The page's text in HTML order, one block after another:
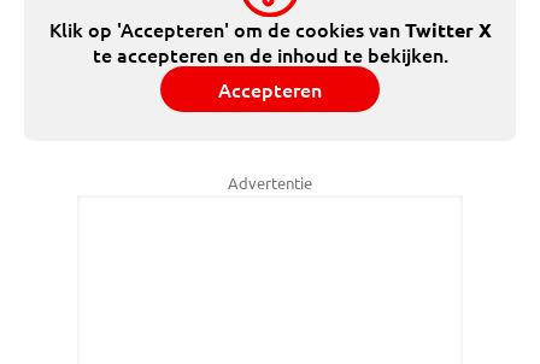
Klik op 'Accepteren' om de cookies vanTwitter X
te accepteren en de inhoud te bekijken.
Accepteren
Advertentie